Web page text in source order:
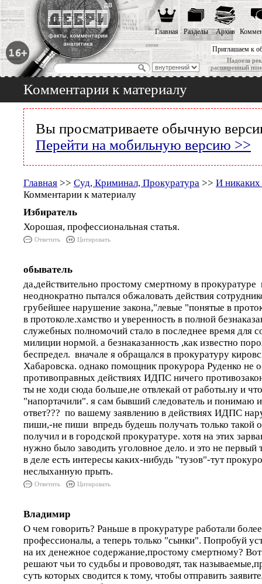
Приглашаем к
Надоела
расширенный
Главная Разделы Архив
Комментарии к материалу
Вы просматриваете обычную
Перейти на мобильную версию >>
Главная >> Суд, Криминал, Прокуратура >> И никаких
Комментарии к материалу
Избиратель
Хорошая, профессиональная статья.
Ответить Цитировать
обыватель
да,действительно простому смертному в прокуратуре
неоднократно пытался обжаловать действия
грубейшее нарушение закона,"левые "понятые в
в протоколе.хамство и уверенность в полной
служебных полномочий стало в последнее время для
милиции нормой. а безнаказанность ,как известно
беспредел. вначале я обращался в прокуратуру
Хабаровска. однако помощник прокурора Руденко не
противоправных действиях ИДПС ничего
ты не ходи сюда больше,не отвлекай от работы.ну и
"напортачили". я сам бывший следователь и понимаю
ответ??? по вашему заявлению в действиях ИДПС
пиши,-не пиши впредь будешь получать только такой
получил и в городской прокуратуре. хотя на этих
нужно было заводить уголовное дело. и это не первый
в деле есть интересы каких-нибудь "тузов"-тут
неслыханную прыть.
Ответить Цитировать
Владимир
О чем говорить? Раньше в прокуратуре работали
профессионалы, а теперь только "сынки". Попробуй
на их денежное содержание,простому смертному?
решают чьи то судьбы и прововодят, так
суть которых сводится к тому, чтобы отправить